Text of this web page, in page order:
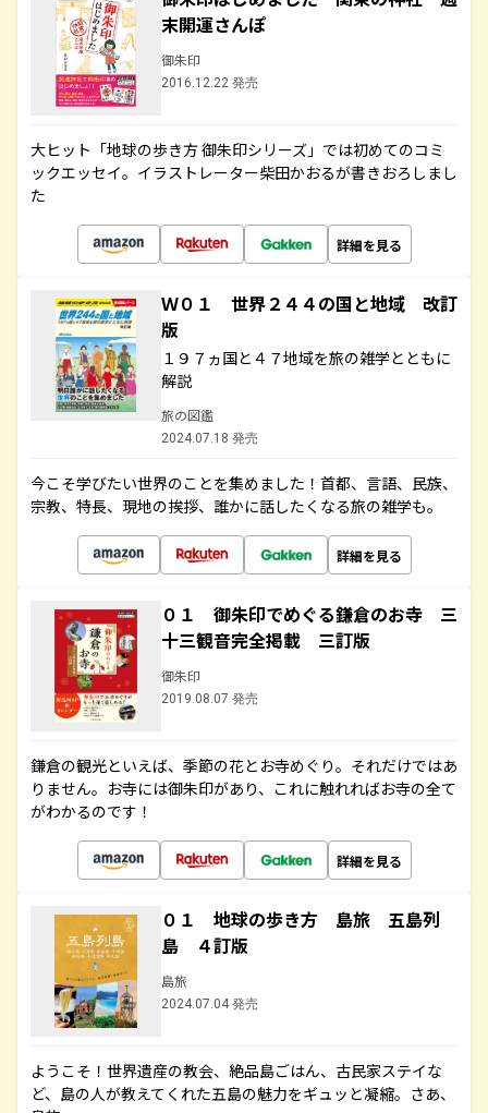
末開運さんぽ
御朱印
2016.12.22 発売
大ヒット「地球の歩き方 御朱印シリーズ」では初めてのコミ
ックエッセイ。イラストレーター柴田かおるが書きおろしまし
た
詳細を見る
Ｗ０１ 世界２４４の国と地域 改訂
版
１９７ヵ国と４７地域を旅の雑学とともに
解説
旅の図鑑
2024.07.18 発売
今こそ学びたい世界のことを集めました！首都、言語、民族、
宗教、特長、現地の挨拶、誰かに話したくなる旅の雑学も。
詳細を見る
０１ 御朱印でめぐる鎌倉のお寺 三
十三観音完全掲載 三訂版
御朱印
2019.08.07 発売
鎌倉の観光といえば、季節の花とお寺めぐり。それだけではあ
りません。お寺には御朱印があり、これに触れればお寺の全て
がわかるのです！
詳細を見る
０１ 地球の歩き方 島旅 五島列
島 ４訂版
島旅
2024.07.04 発売
ようこそ！世界遺産の教会、絶品島ごはん、古民家ステイな
ど、島の人が教えてくれた五島の魅力をギュッと凝縮。さあ、